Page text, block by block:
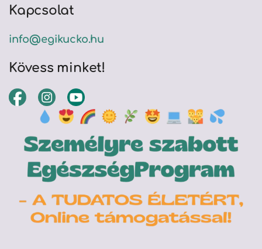
Kapcsolat
info@egikucko.hu
Kövess minket!